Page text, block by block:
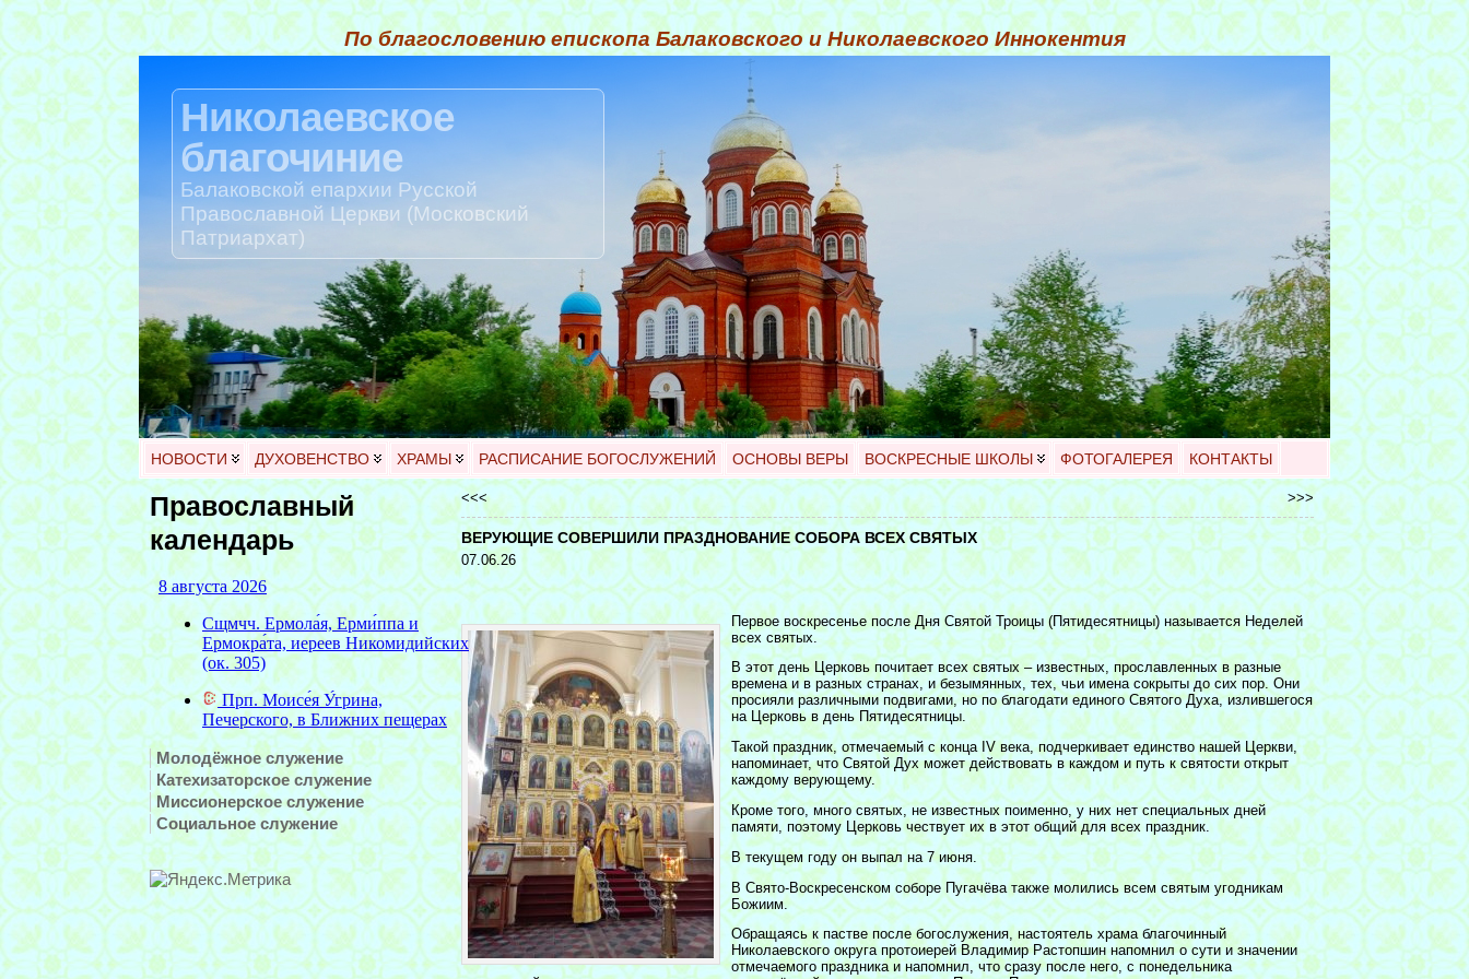
По благословению епископа Балаковского и Николаевского Иннокентия
Николаевское
благочиние
Балаковской епархии Русской
Православной Церкви (Московский
Патриархат)
НОВОСТИ ДУХОВЕНСТВО ХРАМЫ РАСПИСАНИЕ БОГОСЛУЖЕНИЙ ОСНОВЫ ВЕРЫ ВОСКРЕСНЫЕ ШКОЛЫ ФОТОГАЛЕРЕЯ КОНТАКТЫ
Православный
календарь
Молодёжное служение
Катехизаторское служение
Миссионерское служение
Социальное служение
<<< >>>
ВЕРУЮЩИЕ СОВЕРШИЛИ ПРАЗДНОВАНИЕ СОБОРА ВСЕХ СВЯТЫХ
07.06.26
Первое воскресенье после Дня Святой Троицы (Пятидесятницы) называется Неделей
всех святых.
В этот день Церковь почитает всех святых – известных, прославленных в разные
времена и в разных странах, и безымянных, тех, чьи имена сокрыты до сих пор. Они
просияли различными подвигами, но по благодати единого Святого Духа, излившегося
на Церковь в день Пятидесятницы.
Такой праздник, отмечаемый с конца IV века, подчеркивает единство нашей Церкви,
напоминает, что Святой Дух может действовать в каждом и путь к святости открыт
каждому верующему.
Кроме того, много святых, не известных поименно, у них нет специальных дней
памяти, поэтому Церковь чествует их в этот общий для всех праздник.
В текущем году он выпал на 7 июня.
В Свято-Воскресенском соборе Пугачёва также молились всем святым угодникам
Божиим.
Обращаясь к пастве после богослужения, настоятель храма благочинный
Николаевского округа протоиерей Владимир Растопшин напомнил о сути и значении
отмечаемого праздника и напомнил, что сразу после него, с понедельника